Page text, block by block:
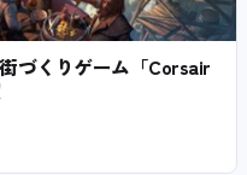
づくりゲーム「Corsair